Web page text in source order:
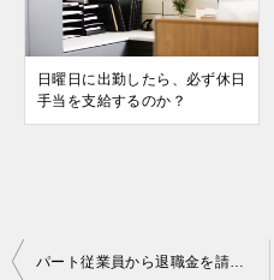
⽇曜日に出勤したら、必ず休⽇
⼿当を⽀給するのか？
投 パート従業員から退職金を請求された場合